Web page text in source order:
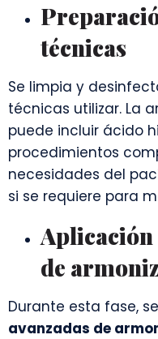
técnicas
Se limpia y
técnicas utilizar. La
puede incluir ácido
procedimientos
necesidades del
si se requiere para
Aplicación
de
Durante esta fase,
avanzadas de